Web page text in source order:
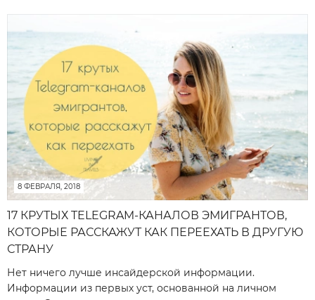
8 ФЕВРАЛЯ, 2018
17 КРУТЫХ TELEGRAM-КАНАЛОВ ЭМИГРАНТОВ,
КОТОРЫЕ РАССКАЖУТ КАК ПЕРЕЕХАТЬ В ДРУГУЮ
СТРАНУ
Нет ничего лучше инсайдерской информации.
Информации из первых уст, основанной на личном